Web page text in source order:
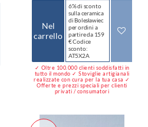
Nel
carrello
6% di sconto
sulla ceramica
di Bolesławiec
per ordini a
partire da 159
€ Codice
sconto:
AT5X2A
✓ Oltre 100.000 clienti soddisfatti in
tutto il mondo ✓ Stoviglie artigianali
realizzate con cura per la tua casa ✓
Offerte e prezzi speciali per clienti
privati / consumatori